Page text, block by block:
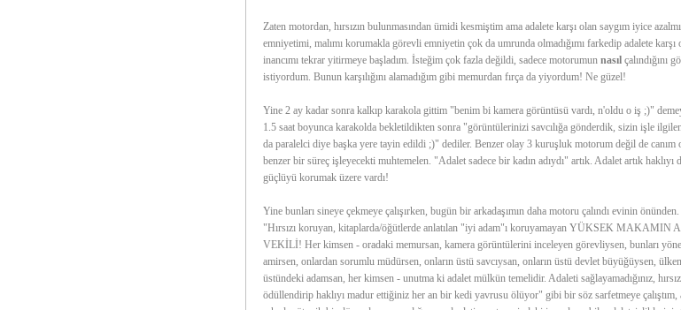
Zaten motordan, hırsızın bulunmasından ümidi kesmiştim ama adalete karşı olan saygım iyice
emniyetimi, malımı korumakla görevli emniyetin çok da umrunda olmadığımı farkedip adalete karşı
inancımı tekrar yitirmeye başladım. İsteğim çok fazla değildi, sadece motorumun nasılçalındığını
istiyordum. Bunun karşılığını alamadığım gibi memurdan fırça da yiyordum! Ne güzel!
Yine 2 ay kadar sonra kalkıp karakola gittim "benim bi kamera görüntüsü vardı, n'oldu o iş ;)"
1.5 saat boyunca karakolda bekletildikten sonra "görüntülerinizi savcılığa gönderdik, sizin işle
da paralelci diye başka yere tayin edildi ;)" dediler. Benzer olay 3 kuruşluk motorum değil de canım
benzer bir süreç işleyecekti muhtemelen. "Adalet sadece bir kadın adıydı" artık. Adalet artık haklıyı
güçlüyü korumak üzere vardı!
Yine bunları sineye çekmeye çalışırken, bugün bir arkadaşımın daha motoru çalındı evinin
"Hırsızı koruyan, kitaplarda/öğütlerde anlatılan "iyi adam"ı koruyamayan YÜKSEK MAKAMIN
VEKİLİ! Her kimsen - oradaki memursan, kamera görüntülerini inceleyen görevliysen, bunları
amirsen, onlardan sorumlu müdürsen, onların üstü savcıysan, onların üstü devlet büyüğüysen,
üstündeki adamsan, her kimsen - unutma ki adalet mülkün temelidir. Adaleti sağlayamadığınız,
ödüllendirip haklıyı madur ettiğiniz her an bir kedi yavrusu ölüyor" gibi bir söz sarfetmeye çalıştım,